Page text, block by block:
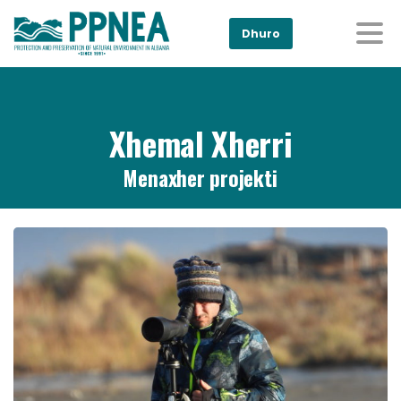
Dhuro
Xhemal Xherri
Menaxher projekti